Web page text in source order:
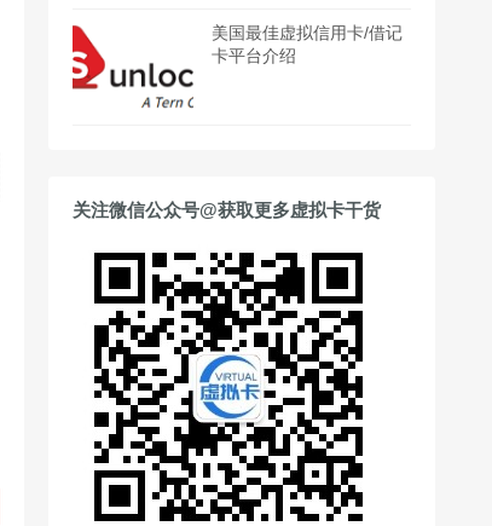
美国最佳虚拟信用卡/借记
卡平台介绍
关注微信公众号@获取更多虚拟卡干货